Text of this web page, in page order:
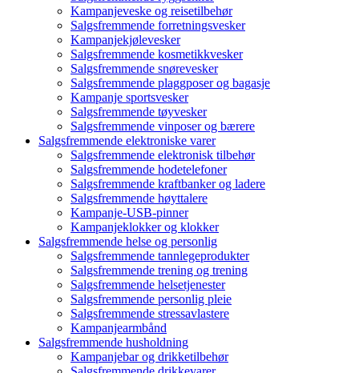
Kampanjeveske og reisetilbehør
Salgsfremmende forretningsvesker
Kampanjekjølevesker
Salgsfremmende kosmetikkvesker
Salgsfremmende snørevesker
Salgsfremmende plaggposer og bagasje
Kampanje sportsvesker
Salgsfremmende tøyvesker
Salgsfremmende vinposer og bærere
Salgsfremmende elektroniske varer
Salgsfremmende elektronisk tilbehør
Salgsfremmende hodetelefoner
Salgsfremmende kraftbanker og ladere
Salgsfremmende høyttalere
Kampanje-USB-pinner
Kampanjeklokker og klokker
Salgsfremmende helse og personlig
Salgsfremmende tannlegeprodukter
Salgsfremmende trening og trening
Salgsfremmende helsetjenester
Salgsfremmende personlig pleie
Salgsfremmende stressavlastere
Kampanjearmbånd
Salgsfremmende husholdning
Kampanjebar og drikketilbehør